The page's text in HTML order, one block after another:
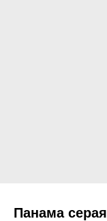
Панама серая